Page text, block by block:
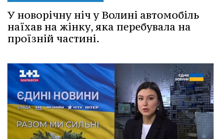
У новорічну ніч у Волині автомобіль
наїхав на жінку, яка перебувала на
проїзній частині.